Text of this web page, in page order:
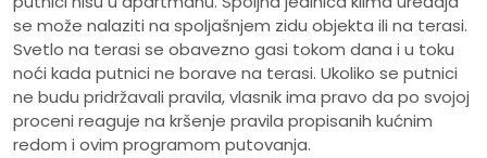
se može nalaziti na spoljašnjem zidu objekta ili na terasi.
Svetlo na terasi se obavezno gasi tokom dana i u toku
noći kada putnici ne borave na terasi. Ukoliko se putnici
ne budu pridržavali pravila, vlasnik ima pravo da po svojoj
proceni reaguje na kršenje pravila propisanih kućnim
redom i ovim programom putovanja.